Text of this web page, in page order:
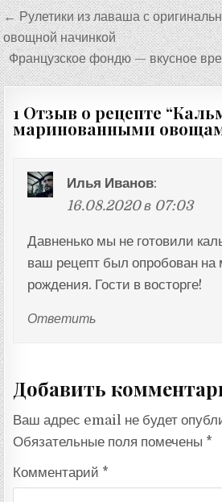
Навигация
по
записям
← Рулетики из лаваша с
овощной начинкой
Французское фондю — вкусное
1 Отзыв о рецепте “
маринованными
Илья Иванов:
16.08.2020 в 07:03
Давненько мы не готовили
ваш рецепт был опробован на
рождения. Гости в восторге!
Ответить
Добавить
Ваш адрес email не будет
Обязательные поля помечены *
Комментарий *